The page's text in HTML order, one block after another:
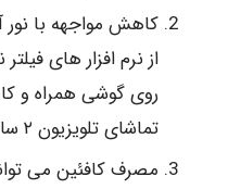
کاهش مواجهه با نور
از نرم افزار های
روی گوشی همراه و
تماشای تلویزیون ۲ ساعت قبل از خواب)
مصرف کافئین می